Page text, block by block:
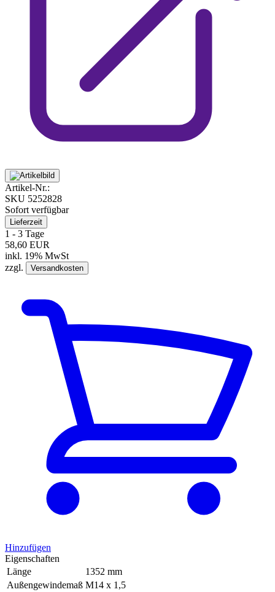
Artikel-Nr.:
SKU 5252828
Sofort verfügbar
Lieferzeit
1 - 3 Tage
58,60 EUR
inkl. 19% MwSt
zzgl.
Versandkosten
Hinzufügen
Eigenschaften
Länge
1352 mm
Außengewindemaß M14 x 1,5